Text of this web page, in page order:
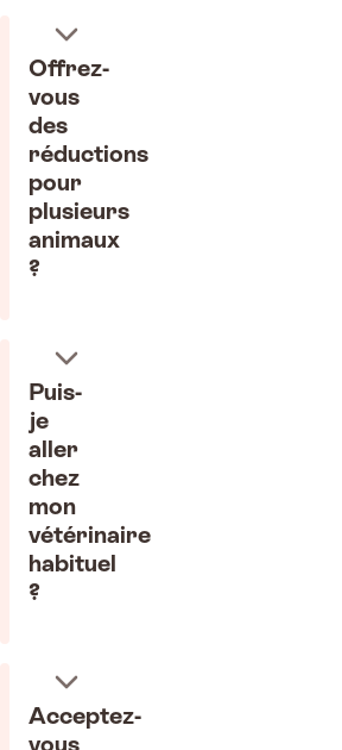
Offrez-
vous
des
réductions
pour
plusieurs
animaux
?
Puis-
je
aller
chez
mon
vétérinaire
habituel
?
Acceptez-
vous